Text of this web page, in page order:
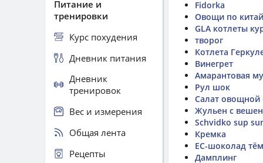
Fidorka
Овощи по
GLA котлеты
творог
Котлета
Винегрет
Амарантовая
Рул шок
Салат
Жульен с
Schvidko sup
Кремка
ЕС-шоколад
Дамплинг
Питание и
тренировки
Курс похудения
Дневник питания
Дневник
тренировок
Вес и измерения
Общая лента
Рецепты